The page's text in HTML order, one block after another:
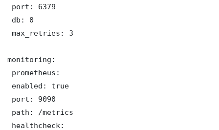
port: 6379
db: 0
max_retries: 3
monitoring:
prometheus:
enabled: true
port: 9090
path: /metrics
healthcheck: